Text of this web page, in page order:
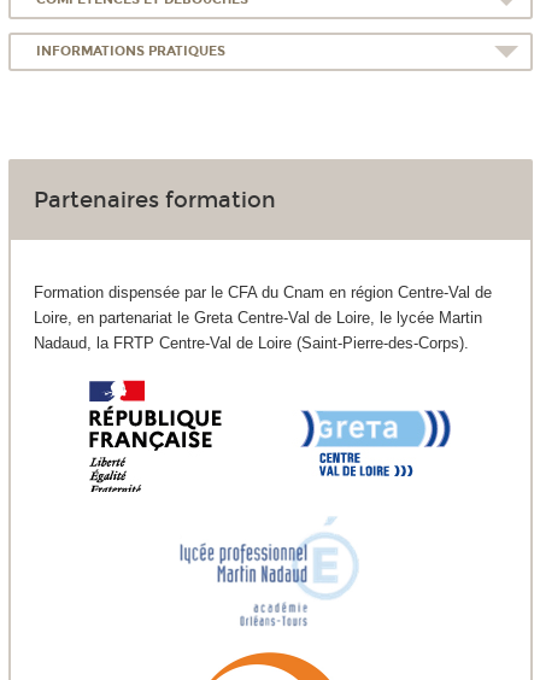
INFORMATIONS PRATIQUES
Partenaires formation
Formation dispensée par le CFA du Cnam en région Centre-Val de
Loire, en partenariat le Greta Centre-Val de Loire, le lycée Martin
Nadaud, la FRTP Centre-Val de Loire (Saint-Pierre-des-Corps).